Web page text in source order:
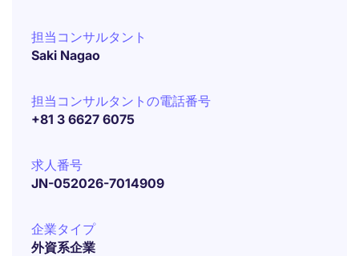
担当コンサルタント
Saki Nagao
担当コンサルタントの電話番号
+81 3 6627 6075
求人番号
JN-052026-7014909
企業タイプ
外資系企業